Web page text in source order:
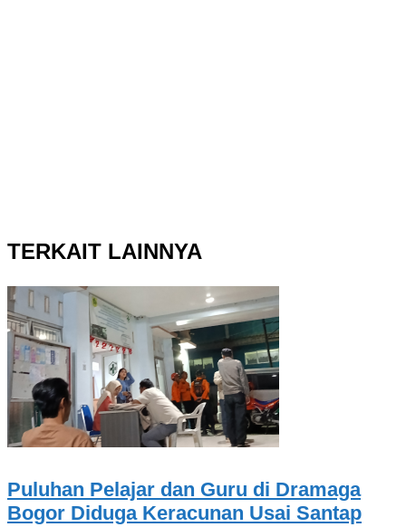
TERKAIT LAINNYA
Puluhan Pelajar dan Guru di Dramaga
Bogor Diduga Keracunan Usai Santap